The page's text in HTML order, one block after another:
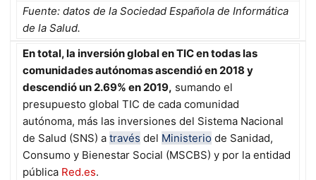
Fuente: datos de la Sociedad Española de Informática
de la Salud.
En total, la inversión global en TIC en todas las
comunidades autónomas ascendió en 2018 y
descendió un 2.69% en 2019, sumando el
presupuesto global TIC de cada comunidad
autónoma, más las inversiones del Sistema Nacional
de Salud (SNS) a través del Ministerio de Sanidad,
Consumo y Bienestar Social (MSCBS) y por la entidad
pública Red.es.